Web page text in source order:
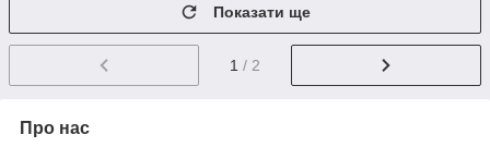
Показати ще
1 / 2
Про нас